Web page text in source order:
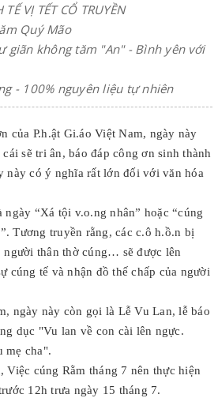
VỊ TẾT CỔ TRUYỀN
Quý Mão
không tăm "An" - Bình yên với
- 100% nguyên liệu tự nhiên
của P.h.ật Gi.áo Việt Nam, ngày này
sẽ tri ân, báo đáp công ơn sinh thành
này có ý nghĩa rất lớn đối với văn hóa
“Xá tội v.o.ng nhân” hoặc “cúng
Tương truyền rằng, các c.ô h.ồ.n bị
người thân thờ cúng… sẽ được lên
cúng tế và nhận đồ thế chấp của người
ngày này còn gọi là Lễ Vu Lan, lễ báo
dục "Vu lan về con cài lên ngực.
mẹ cha".
Việc cúng Rằm tháng 7 nên thực hiện
12h trưa ngày 15 tháng 7.